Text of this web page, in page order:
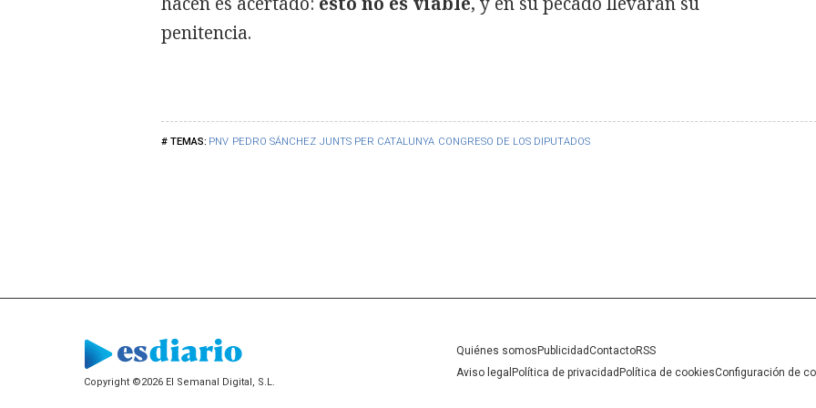
PNV PEDRO SÁNCHEZ JUNTS PER CATALUNYA CONGRESO DE LOS DIPUTADOS
penitencia.
Copyright ©2026 El Semanal Digital, S.L.
Quiénes somosPublicidadContactoRSS
Aviso legal Política de privacidadPolítica de cookiesConfiguración de